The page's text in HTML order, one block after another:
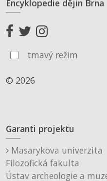
Encyklopedie dějin Brna
tmavý režim
© 2026
Garanti projektu
Masarykova univerzita
Filozofická fakulta
Ústav archeologie a